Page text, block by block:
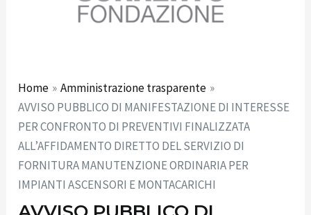
Home
Amministrazione trasparente
AVVISO PUBBLICO DI MANIFESTAZIONE DI INTERESSE
PER CONFRONTO DI PREVENTIVI FINALIZZATA
ALL’AFFIDAMENTO DIRETTO DEL SERVIZIO DI
FORNITURA MANUTENZIONE ORDINARIA PER
IMPIANTI ASCENSORI E MONTACARICHI